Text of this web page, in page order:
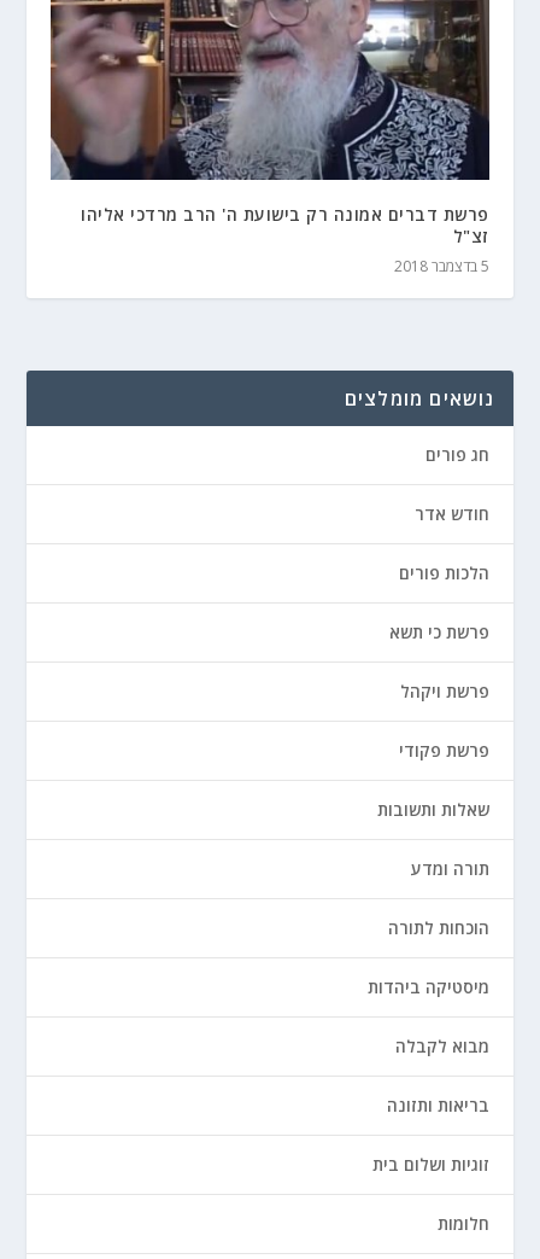
פרשת דברים אמונה רק בישועת ה' הרב מרדכי אליהו
זצ"ל
5 בדצמבר 2018
נושאים מומלצים
חג פורים
חודש אדר
הלכות פורים
פרשת כי תשא
פרשת ויקהל
פרשת פקודי
שאלות ותשובות
תורה ומדע
הוכחות לתורה
מיסטיקה ביהדות
מבוא לקבלה
בריאות ותזונה
זוגיות ושלום בית
חלומות